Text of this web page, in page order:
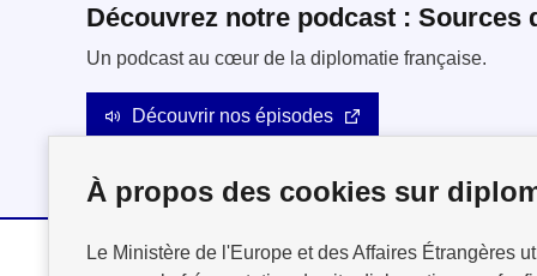
À propos des cookies sur
Le Ministère de l'Europe et des Affaires Étrangères
Découvrez notre podcast : Sources
Un podcast au cœur de la diplomatie française.
Découvrir nos épisodes